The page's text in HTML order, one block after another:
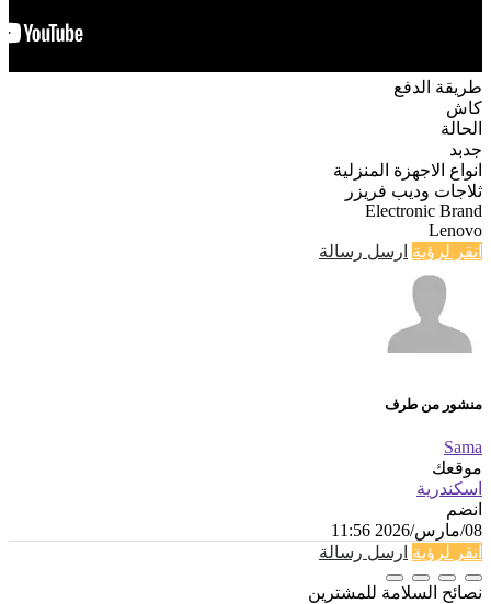
طريقة الدفع
كاش
الحالة
جدبد
انواع الاجهزة المنزلية
ثلاجات وديب فريزر
Electronic Brand
Lenovo
انقر لرؤية ارسل رسالة
منشور من طرف
Sama
موقعك
اسكندرية
انضم
08/مارس/2026 11:56
انقر لرؤية ارسل رسالة
نصائح السلامة للمشترين